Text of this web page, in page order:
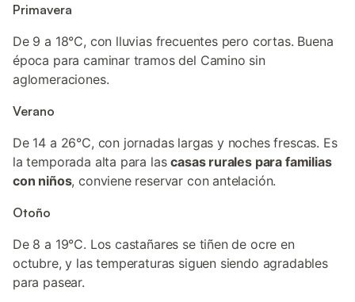
Primavera
De 9 a 18°C, con lluvias frecuentes pero cortas. Buena
época para caminar tramos del Camino sin
aglomeraciones.
Verano
De 14 a 26°C, con jornadas largas y noches frescas. Es
la temporada alta para lascasas rurales para familias
con niños, conviene reservar con antelación.
Otoño
De 8 a 19°C. Los castañares se tiñen de ocre en
octubre, y las temperaturas siguen siendo agradables
para pasear.